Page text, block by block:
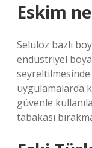
Eskim
Selüloz bazlı
endüstriyel
uygulamalarda
güvenle
tabakası